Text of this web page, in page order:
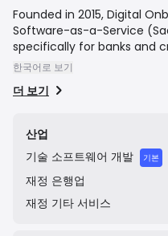
Founded in 2015, Digital
Software-as-a-Service
specifically for banks and
mission is to help financial
use the institution's
data-driven insights to
through critical moments,
direct deposit setup, and
thereby increasing
한국어로 보기
더 보기
산업
기술 소프트웨어 개발 기본
재정 은행업
재정 기타 서비스